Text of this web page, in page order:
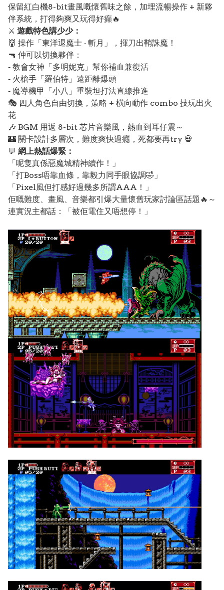
保留紅白機8-bit畫風嘅懷舊味之餘，加埋流暢操作 + 新夥
伴系統，打得夠爽又玩得好癲🔥
⚔️ 遊戲特色講少少：
👹 操作「東洋退魔士 ‧ 斬月」，揮刀出鞘誅魔！
🔫 仲可以切換夥伴：
‐ 教會女神「多明妮克」幫你補血兼復活
‐ 火槍手「羅伯特」遠距離爆頭
‐ 魔導機甲「小八」重裝坦打法直線推進
🎭 四人角色自由切換，策略 + 橫向動作 combo 技玩出火
花
🎶 BGM 用返 8-bit 芯片音樂風，熱血到耳仔震～
🏰 關卡設計多層次，難度爽快過癮，死都要再try 💀
💬 網上熱話爆緊：
「呢隻真係惡魔城精神續作！」
「打Boss唔靠血條，靠毅力同手眼協調🤣」
「Pixel風但打感好過幾多所謂AAA！」
佢嘅難度、畫風、音樂都引爆大量懷舊玩家討論區話題🔥～
連實況主都話：「被佢電住又唔想停！」